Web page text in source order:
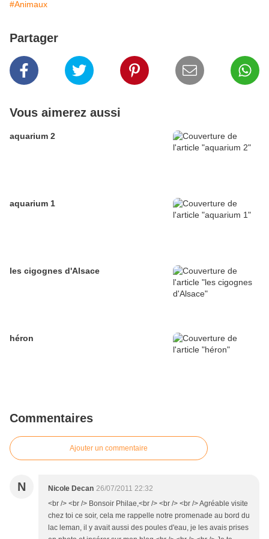
#Animaux
Partager
Vous aimerez aussi
aquarium 2
aquarium 1
les cigognes d'Alsace
héron
Commentaires
Ajouter un commentaire
N Nicole Decan 26/07/2011 22:32
<br /> <br /> Bonsoir Philae,<br /> <br /> <br /> Agréable visite
chez toi ce soir, cela me rappelle notre promenade au bord du
lac leman, il y avait aussi des poules d'eau, je les avais prises